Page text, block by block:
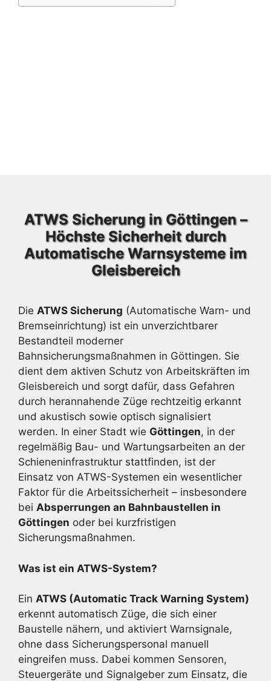
ATWS Sicherung in Göttingen –
Höchste Sicherheit durch
Automatische Warnsysteme im
Gleisbereich
Die ATWS Sicherung (Automatische Warn- und
Bremseinrichtung) ist ein unverzichtbarer
Bestandteil moderner
Bahnsicherungsmaßnahmen in Göttingen. Sie
dient dem aktiven Schutz von Arbeitskräften im
Gleisbereich und sorgt dafür, dass Gefahren
durch herannahende Züge rechtzeitig erkannt
und akustisch sowie optisch signalisiert
werden. In einer Stadt wie Göttingen, in der
regelmäßig Bau- und Wartungsarbeiten an der
Schieneninfrastruktur stattfinden, ist der
Einsatz von ATWS-Systemen ein wesentlicher
Faktor für die Arbeitssicherheit – insbesondere
bei Absperrungen an Bahnbaustellen in
Göttingen oder bei kurzfristigen
Sicherungsmaßnahmen.
Was ist ein ATWS-System?
Ein ATWS (Automatic Track Warning System)
erkennt automatisch Züge, die sich einer
Baustelle nähern, und aktiviert Warnsignale,
ohne dass Sicherungspersonal manuell
eingreifen muss. Dabei kommen Sensoren,
Steuergeräte und Signalgeber zum Einsatz, die